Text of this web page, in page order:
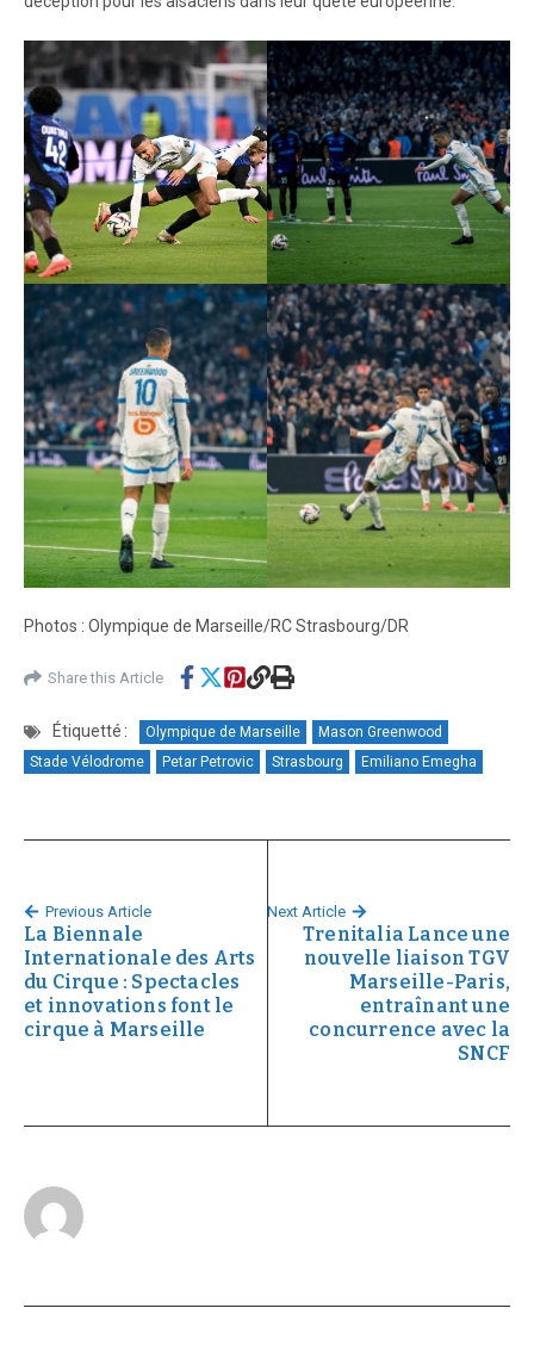
Photos : Olympique de Marseille/RC Strasbourg/DR
Share this Article
Étiquetté : Olympique de Marseille
Mason Greenwood
Stade Vélodrome
Petar Petrovic Strasbourg Emiliano Emegha
Previous Article
La Biennale
Internationale des Arts
du Cirque : Spectacles
et innovations font le
cirque à Marseille
Next Article
Trenitalia Lance une
nouvelle liaison TGV
Marseille-Paris,
entraînant une
concurrence avec la
SNCF